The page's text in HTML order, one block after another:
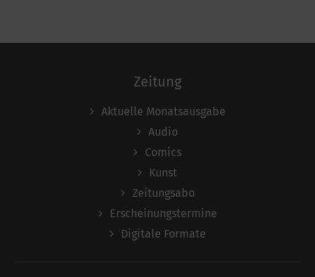
Zeitung
Aktuelle Monatsausgabe
Audio
Comics
Kunst
Zeitungsabo
Erscheinungstermine
Digitale Formate